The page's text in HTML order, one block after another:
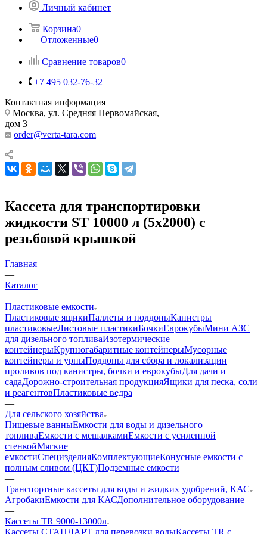
Личный кабинет
Корзина0
Отложенные0
Сравнение товаров0
+7 495 032-76-32
Контактная информация
Москва, ул. Средняя Первомайская,
дом 3
order@verta-tara.com
Кассета для транспортировки
жидкости ST 10000 л (5х2000) с
резьбовой крышкой
Главная
—
Каталог
—
Пластиковые емкости
Пластиковые ящикиПаллеты и поддоныКанистры
пластиковыеЛистовые пластикиБочкиЕврокубыМини АЗС
для дизельного топливаИзотермические
контейнерыКрупногабаритные контейнерыМусорные
контейнеры и урныПоддоны для сбора и локализации
проливов под канистры, бочки и еврокубыДля дачи и
садаДорожно-строительная продукцияЯщики для песка, соли
и реагентовПластиковые ведра
—
Для сельского хозяйства
Пищевые ванныЕмкости для воды и дизельного
топливаЕмкости с мешалкамиЕмкости с усиленной
стенкойМягкие
емкостиСпецизделияКомплектующиеКонусные емкости с
полным сливом (ЦКТ)Подземные емкости
—
Транспортные кассеты для воды и жидких удобрений, КАС
АгробакиЕмкости для КАСДополнительное оборудование
—
Кассеты TR 9000-13000л
Кассеты СТАНДАРТ для перевозки водыКассеты TR с